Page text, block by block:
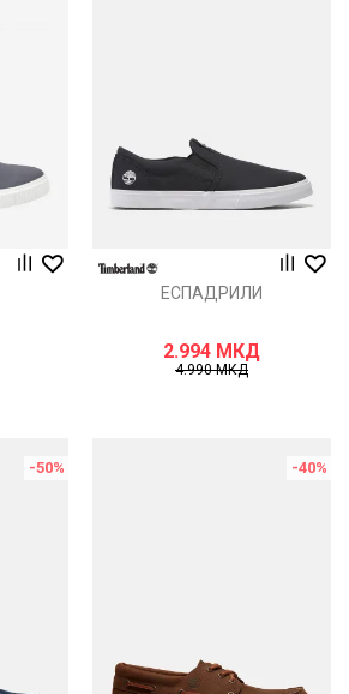
ЕСПАДРИЛИ
2.994 МКД
4.990МКД
-50% -40%